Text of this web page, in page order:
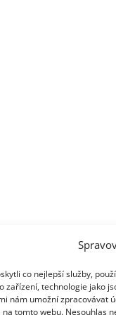
co nejlepší služby,
zařízení, technologie jako
nám umožní zpracovávat
na tomto webu. Nesouhlas